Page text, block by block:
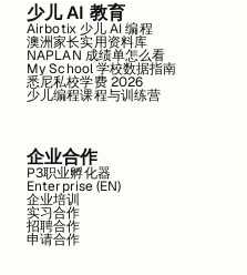
少儿 AI 教育
Airbotix 少儿 AI 编程
澳洲家长实用资料库
NAPLAN 成绩单怎么看
My School 学校数据指南
悉尼私校学费 2026
少儿编程课程与训练营
企业合作
P3职业孵化器
Enterprise (EN)
企业培训
实习合作
招聘合作
申请合作